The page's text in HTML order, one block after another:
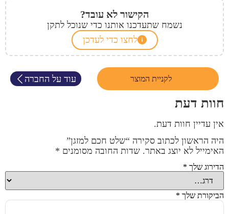
הקישור לא עובד?
נשמח שתעדכנו אותנו כדי שנוכל לתקן
לחצו כדי לעדכן
לקניית המוצר עוד על החברה
חוות דעת
אין עדיין חוות דעת.
היה הראשון לכתוב סקירה “שלט חכם למזגן”
האימייל לא יוצג באתר. שדות החובה מסומנים *
הדירוג שלך *
הביקורת שלך *